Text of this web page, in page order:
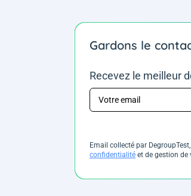
Gardons le
Recevez le meilleur
Email collecté par
confidentialité et de gestion de